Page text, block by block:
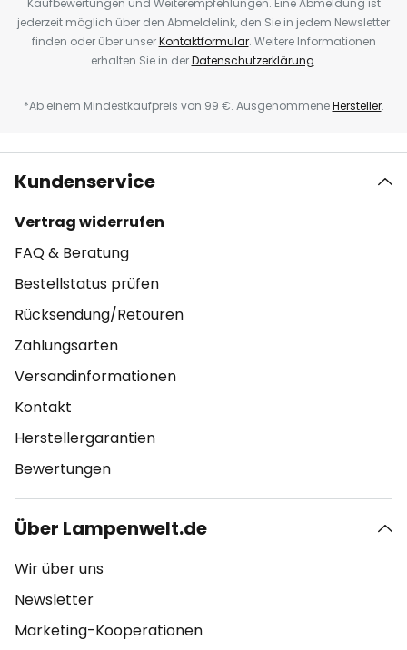
Kaufbewertungen und Weiterempfehlungen. Eine Abmeldung ist
jederzeit möglich über den Abmeldelink, den Sie in jedem Newsletter
finden oder über unserKontaktformular. Weitere Informationen
erhalten Sie in derDatenschutzerklärung.
*Ab einem Mindestkaufpreis von 99 €. AusgenommeneHersteller.
Kundenservice
Vertrag widerrufen
FAQ & Beratung
Bestellstatus prüfen
Rücksendung/Retouren
Zahlungsarten
Versandinformationen
Kontakt
Herstellergarantien
Bewertungen
Über Lampenwelt.de
Wir über uns
Newsletter
Marketing-Kooperationen